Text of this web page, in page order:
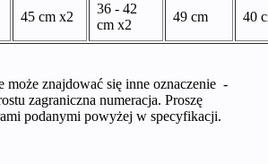
45 cm x2
36 - 42
cm x2
49 cm 40
może znajdować się inne oznaczenie -
zagraniczna numeracja. Proszę
podanymi powyżej w specyfikacji.